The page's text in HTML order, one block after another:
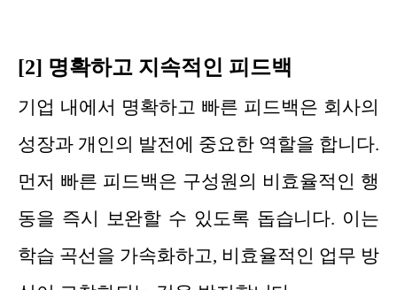
[2] 명확하고 지속적인 피드백
기업 내에서 명확하고 빠른 피드백은 회사의
성장과 개인의 발전에 중요한 역할을 합니다.
먼저 빠른 피드백은 구성원의 비효율적인 행
동을 즉시 보완할 수 있도록 돕습니다. 이는
학습 곡선을 가속화하고, 비효율적인 업무 방